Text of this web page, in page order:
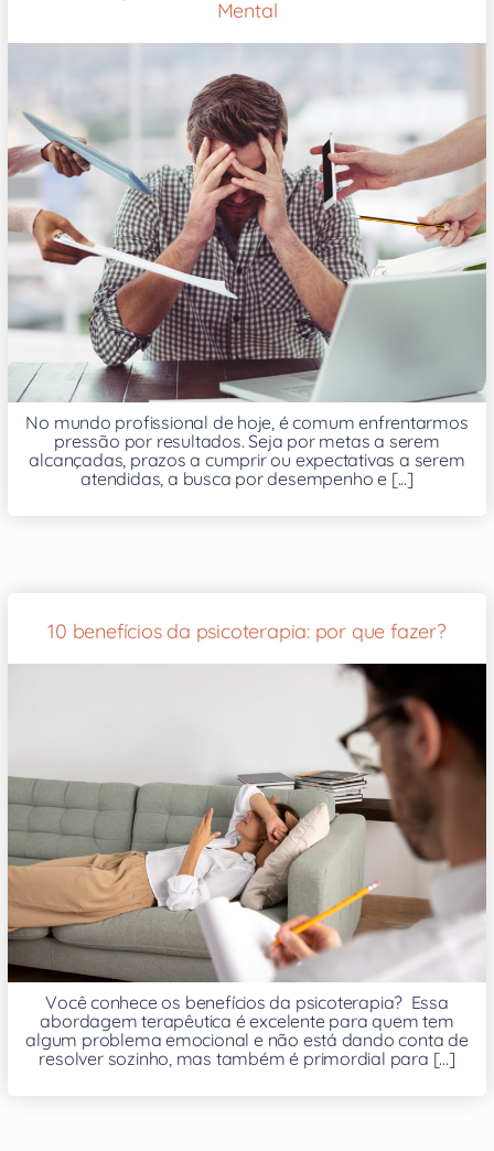
Mental
No mundo profissional de hoje, é comum enfrentarmos
pressão por resultados. Seja por metas a serem
alcançadas, prazos a cumprir ou expectativas a serem
atendidas, a busca por desempenho e [...]
10 benefícios da psicoterapia: por que fazer?
Você conhece os benefícios da psicoterapia? Essa
abordagem terapêutica é excelente para quem tem
algum problema emocional e não está dando conta de
resolver sozinho, mas também é primordial para [...]